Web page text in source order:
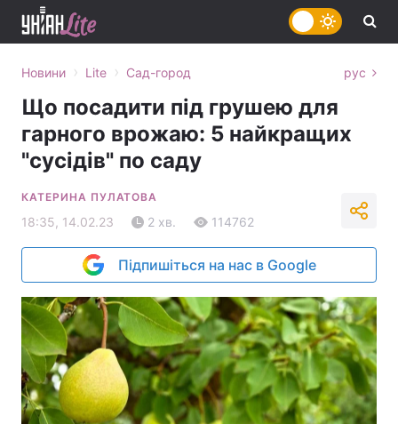
Новини › Lite › Сад-город рус
Що посадити під грушею для
гарного врожаю: 5 найкращих
"сусідів" по саду
КАТЕРИНА ПУЛАТОВА
18:35, 14.02.23 2 хв. 114762
Підпишіться на нас в Google